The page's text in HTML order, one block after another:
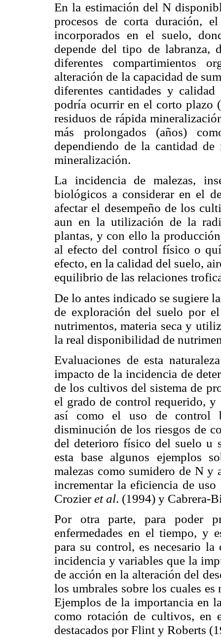
En la estimación del N
procesos de corta duración,
incorporados en el suelo,
depende del tipo de labranza,
diferentes compartimientos
alteración de la capacidad de
diferentes cantidades y
podría ocurrir en el corto plazo
residuos de rápida
más prolongados (años)
dependiendo de la cantidad de
mineralización.
La incidencia de malezas,
biológicos a considerar en el
afectar el desempeño de los
aun en la utilización de la
plantas, y con ello la
al efecto del control físico o
efecto, en la calidad del suelo,
equilibrio de las relaciones
De lo antes indicado se sugiere
de exploración del suelo por
nutrimentos, materia seca y
la real disponibilidad de
Evaluaciones de esta
impacto de la incidencia de
de los cultivos del sistema de
el grado de control requerido,
así como el uso de control
disminución de los riesgos de
del deterioro físico del suelo u
esta base algunos ejemplos
malezas como sumidero de N y
incrementar la eficiencia de
Crozieret al. (1994) y Cabrera-
Por otra parte, para poder
enfermedades en el tiempo, y
para su control, es necesario
incidencia y variables que la
de acción en la alteración del
los umbrales sobre los cuales
Ejemplos de la importancia en
como rotación de cultivos, en
destacados por Flint y Roberts